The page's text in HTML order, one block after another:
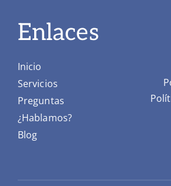
Enlaces
Inicio
Servicios
Preguntas
¿Hablamos?
Blog